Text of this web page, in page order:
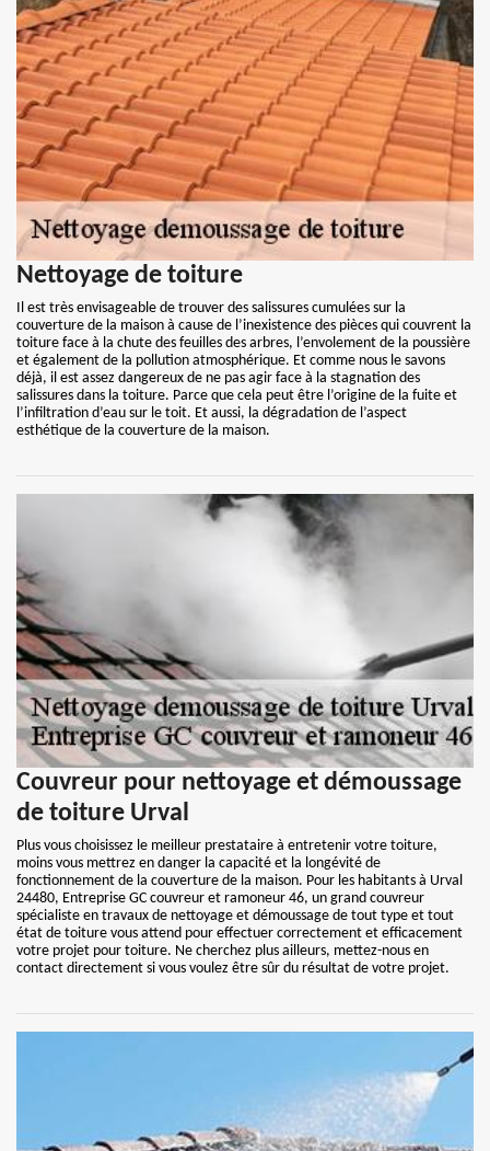
Nettoyage de toiture
Il est très envisageable de trouver des salissures cumulées sur la
couverture de la maison à cause de l’inexistence des pièces qui couvrent la
toiture face à la chute des feuilles des arbres, l’envolement de la poussière
et également de la pollution atmosphérique. Et comme nous le savons
déjà, il est assez dangereux de ne pas agir face à la stagnation des
salissures dans la toiture. Parce que cela peut être l’origine de la fuite et
l’infiltration d’eau sur le toit. Et aussi, la dégradation de l’aspect
esthétique de la couverture de la maison.
Couvreur pour nettoyage et démoussage
de toiture Urval
Plus vous choisissez le meilleur prestataire à entretenir votre toiture,
moins vous mettrez en danger la capacité et la longévité de
fonctionnement de la couverture de la maison. Pour les habitants à Urval
24480, Entreprise GC couvreur et ramoneur 46, un grand couvreur
spécialiste en travaux de nettoyage et démoussage de tout type et tout
état de toiture vous attend pour effectuer correctement et efficacement
votre projet pour toiture. Ne cherchez plus ailleurs, mettez-nous en
contact directement si vous voulez être sûr du résultat de votre projet.